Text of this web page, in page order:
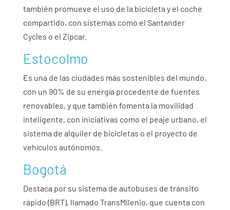
también promueve el uso de la bicicleta y el coche
compartido, con sistemas como el Santander
Cycles o el Zipcar.
Estocolmo
Es una de las ciudades más sostenibles del mundo,
con un 90% de su energía procedente de fuentes
renovables, y que también fomenta la movilidad
inteligente, con iniciativas como el peaje urbano, el
sistema de alquiler de bicicletas o el proyecto de
vehículos autónomos.
Bogotá
Destaca por su sistema de autobuses de tránsito
rápido (BRT), llamado TransMilenio, que cuenta con